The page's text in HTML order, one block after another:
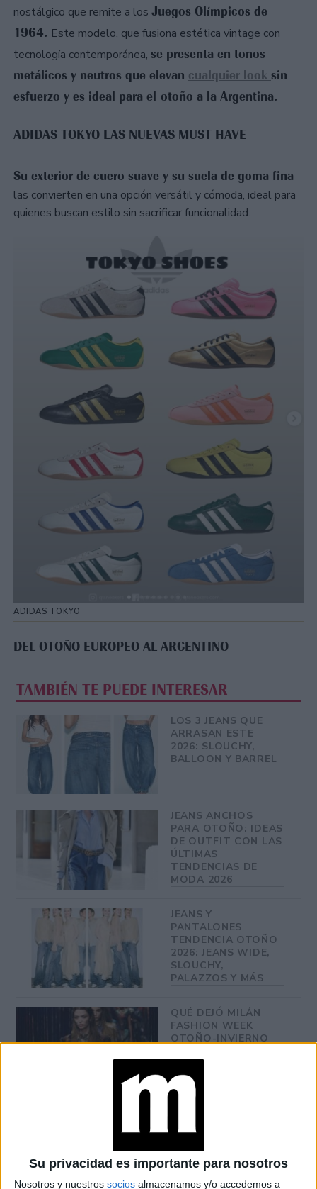
Su privacidad es importante para nosotros
Nosotros y nuestros socios almacenamos y/o accedemos a
nostálgico que remite a los Juegos Olímpicos de
1964. Este modelo, que fusiona estética vintage con
tecnología contemporánea, se presenta en tonos
metálicos y neutros que elevan cualquier look sin
esfuerzo y es ideal para el otoño a la Argentina.
ADIDAS TOKYO LAS NUEVAS MUST HAVE
Su exterior de cuero suave y su suela de goma fina
las convierten en una opción versátil y cómoda, ideal para
quienes buscan estilo sin sacrificar funcionalidad.
ADIDAS TOKYO
DEL OTOÑO EUROPEO AL ARGENTINO
TAMBIÉN TE PUEDE INTERESAR
LOS 3 JEANS QUE
ARRASAN ESTE
2026: SLOUCHY,
BALLOON Y BARREL
JEANS ANCHOS
PARA OTOÑO: IDEAS
DE OUTFIT CON LAS
ÚLTIMAS
TENDENCIAS DE
MODA 2026
JEANS Y
PANTALONES
TENDENCIA OTOÑO
2026: JEANS WIDE,
SLOUCHY,
PALAZZOS Y MÁS
QUÉ DEJÓ MILÁN
FASHION WEEK
OTOÑO-INVIERNO
TENDENCIAS,
MARCAS Y EL NUEVO
PODER FEMENINO
Tanto en el otoño europeo como en el argentino, las
Adidas Tokyo se integran con naturalidad a estilismos